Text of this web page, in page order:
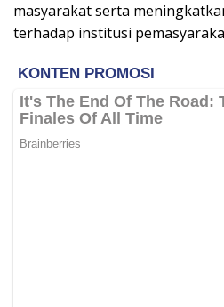
masyarakat serta
terhadap institusi